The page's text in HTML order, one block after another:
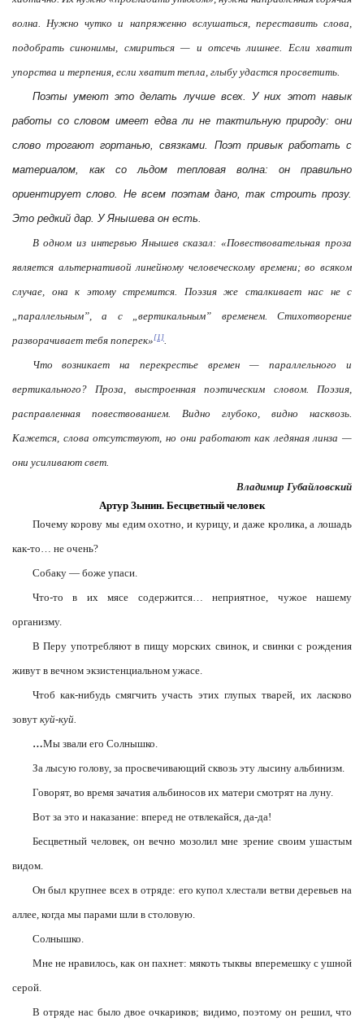
волна. Нужно чутко и напряженно вслушаться, переставить слова,
подобрать синонимы, смириться — и отсечь лишнее. Если хватит
упорства и терпения, если хватит тепла, глыбу удастся просветить.
Поэты умеют это делать лучше всех. У них этот навык
работы со словом имеет едва ли не тактильную природу: они
слово трогают гортанью, связками. Поэт привык работать с
материалом, как со льдом тепловая волна: он правильно
ориентирует слово. Не всем поэтам дано, так строить прозу.
Это редкий дар. У Янышева он есть.
В одном из интервью Янышев сказал: «Повествовательная проза
является альтернативой линейному человеческому времени; во всяком
случае, она к этому стремится. Поэзия же сталкивает нас не с
„параллельным”, а с „вертикальным” временем. Стихотворение
разворачивает тебя поперек»[1].
Что возникает на перекрестье времен — параллельного и
вертикального? Проза, выстроенная поэтическим словом. Поэзия,
расправленная повествованием. Видно глубоко, видно насквозь.
Кажется, слова отсутствуют, но они работают как ледяная линза —
они усиливают свет.
Владимир Губайловский
Артур Зынин. Бесцветный человек
Почему корову мы едим охотно, и курицу, и даже кролика, а лошадь
как-то… не очень?
Собаку — боже упаси.
Что-то в их мясе содержится… неприятное, чужое нашему
организму.
В Перу употребляют в пищу морских свинок, и свинки с рождения
живут в вечном экзистенциальном ужасе.
Чтоб как-нибудь смягчить участь этих глупых тварей, их ласково
зовут куй-куй.
…Мы звали его Солнышко.
За лысую голову, за просвечивающий сквозь эту лысину альбинизм.
Говорят, во время зачатия альбиносов их матери смотрят на луну.
Вот за это и наказание: вперед не отвлекайся, да-да!
Бесцветный человек, он вечно мозолил мне зрение своим ушастым
видом.
Он был крупнее всех в отряде: его купол хлестали ветви деревьев на
аллее, когда мы парами шли в столовую.
Солнышко.
Мне не нравилось, как он пахнет: мякоть тыквы вперемешку с ушной
серой.
В отряде нас было двое очкариков; видимо, поэтому он решил, что